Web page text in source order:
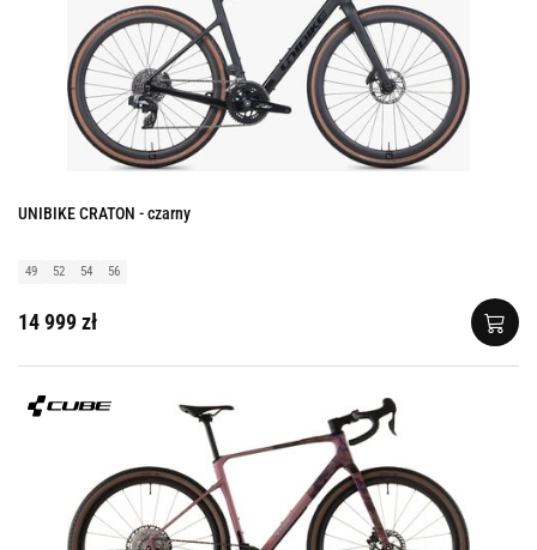
UNIBIKE CRATON - czarny
49 52 54 56
14 999 zł